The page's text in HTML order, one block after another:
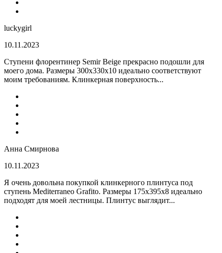
luckygirl
10.11.2023
Ступени флорентинер Semir Beige прекрасно подошли для
моего дома. Размеры 300х330х10 идеально соответствуют
моим требованиям. Клинкерная поверхность...
Анна Смирнова
10.11.2023
Я очень довольна покупкой клинкерного плинтуса под
ступень Mediterraneo Grafito. Размеры 175х395х8 идеально
подходят для моей лестницы. Плинтус выглядит...